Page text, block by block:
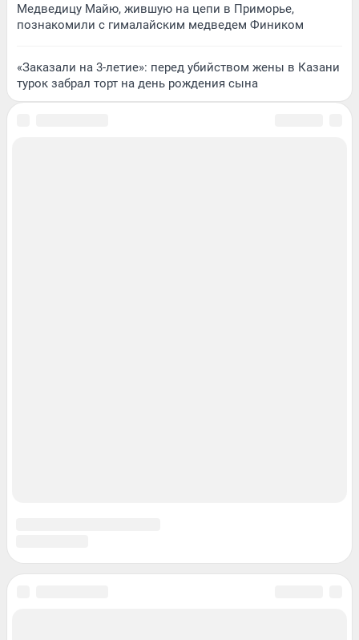
Медведицу Майю, жившую на цепи в Приморье,
познакомили с гималайским медведем Фиником
«Заказали на 3-летие»: перед убийством жены в Казани
турок забрал торт на день рождения сына